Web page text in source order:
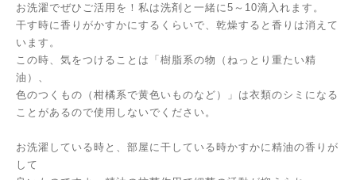
お洗濯でぜひご活用を！私は洗剤と一緒に5～10滴入れます。
干す時に香りがかすかにするくらいで、乾燥すると香りは消えて
います。
この時、気をつけることは「樹脂系の物（ねっとり重たい精
油）、
色のつくもの（柑橘系で黄色いものなど）」は衣類のシミになる
ことがあるので使用しないでください。
お洗濯している時と、部屋に干している時かすかに精油の香りが
して